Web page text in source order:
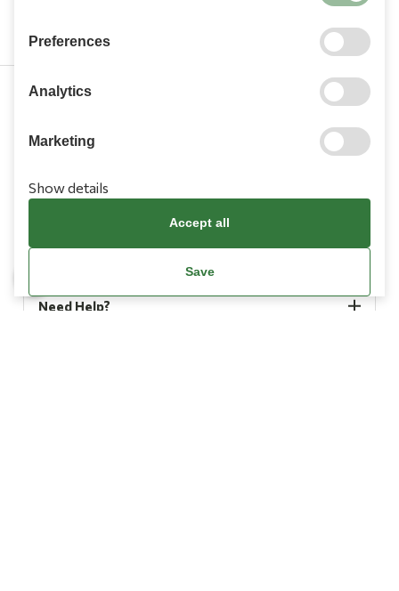
Information
Need Help?
Preferences
Analytics
Marketing
Show details
Accept all
Save